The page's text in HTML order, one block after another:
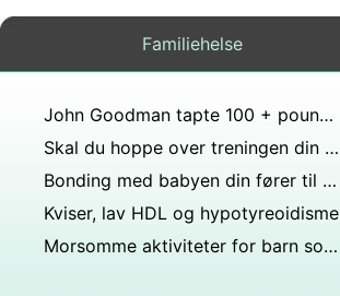
Familiehelse
John Goodman tapte 100 + pounds og heres hvordan han holder den av
Skal du hoppe over treningen din i dag? Heres Hvordan å si
Bonding med babyen din fører til et sunt barn
Kviser, lav HDL og hypotyreoidisme
Morsomme aktiviteter for barn som håndterer foreldres skilsmisse